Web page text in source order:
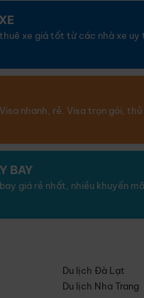
xe giá tốt từ các nhà xe uy
nhanh, rẻ. Visa trọn gói,
BAY
giá rẻ nhất, nhiều khuyến
Du lịch Đà Lạt
Du lịch Nha Trang